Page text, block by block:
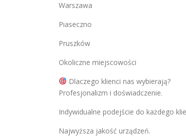
Warszawa
Piaseczno
Pruszków
Okoliczne miejscowości
Dlaczego klienci nas wybierają?
Profesjonalizm i doświadczenie.
Indywidualne podejście do każdego
Najwyższa jakość urządzeń.